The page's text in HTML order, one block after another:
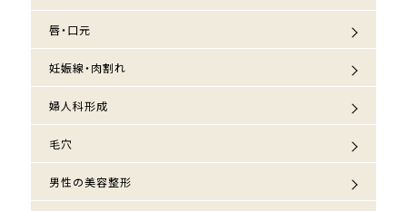
唇・口元
妊娠線・肉割れ
婦人科形成
毛穴
男性の美容整形